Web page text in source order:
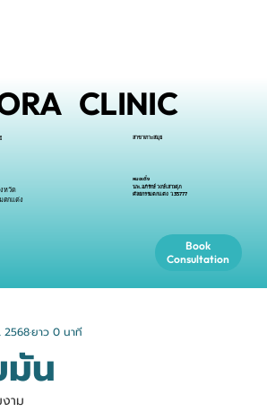
สาขาเกาะสมุย
หมอเติ้ง
นพ.อภิรักษ์ วงษ์เสาวศุภ
ศัลยกรรมตกแต่ง ว.35777
CLINIC
Book
Consultation
หวัด
ตกแต่ง
าม
มัน
2568ยาว 0 นาที